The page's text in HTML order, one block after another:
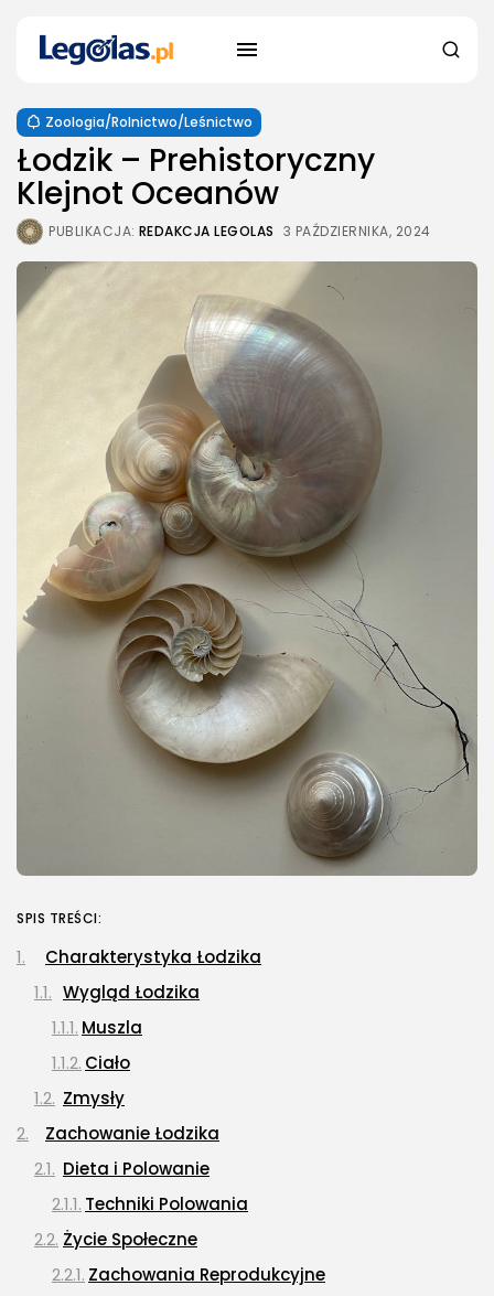
Zoologia/Rolnictwo/Leśnictwo
Łodzik – Prehistoryczny
Klejnot Oceanów
PUBLIKACJA: REDAKCJA LEGOLAS 3 PAŹDZIERNIKA, 2024
SPIS TREŚCI:
Charakterystyka Łodzika
Wygląd Łodzika
Muszla
Ciało
Zmysły
Zachowanie Łodzika
Dieta i Polowanie
Techniki Polowania
Życie Społeczne
Zachowania Reprodukcyjne